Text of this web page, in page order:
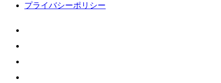
プライバシーポリシー